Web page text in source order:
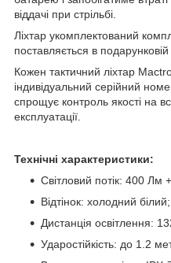
віддачі при стрільбі.
Ліхтар укомплектований
поставляється в
Кожен тактичний ліхтар
індивідуальний серійний
спрощує контроль якості на
експлуатації.
Технічні характеристики:
Світловий потік: 400 Лм
Відтінок: холодний білий;
Дистанція освітлення:
Ударостійкість: до 1.2